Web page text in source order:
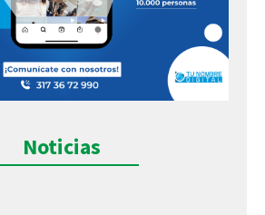
Noticias